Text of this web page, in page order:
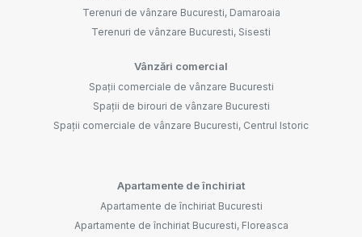
Terenuri de vânzare Bucuresti, Damaroaia
Terenuri de vânzare Bucuresti, Sisesti
Vânzări comercial
Spații comerciale de vânzare Bucuresti
Spații de birouri de vânzare Bucuresti
Spații comerciale de vânzare Bucuresti, Centrul Istoric
Apartamente de închiriat
Apartamente de închiriat Bucuresti
Apartamente de închiriat Bucuresti, Floreasca